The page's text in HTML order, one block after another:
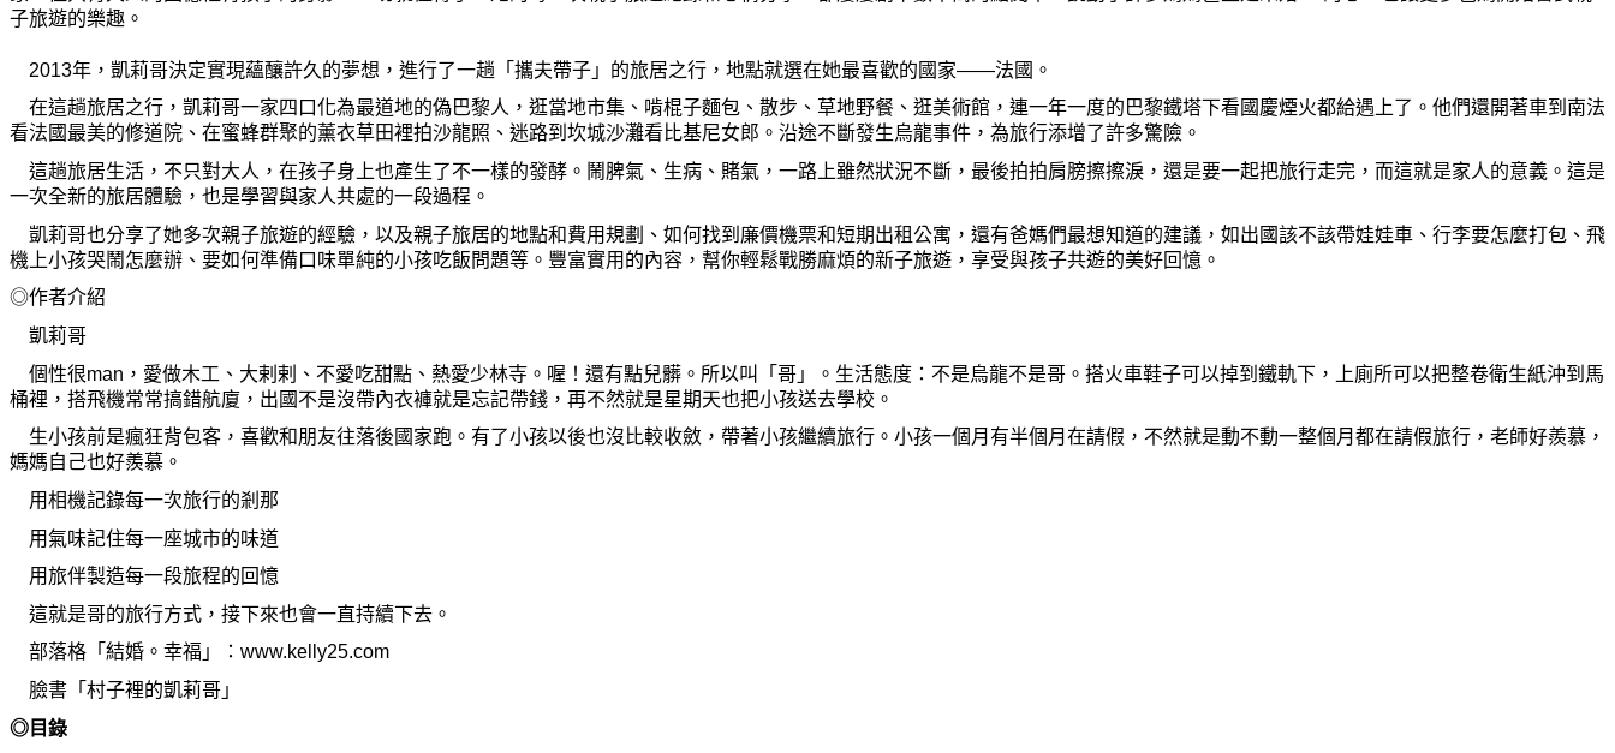
子旅遊的樂趣。
2013年，凱莉哥決定實現蘊釀許久的夢想，進行了一趟 「 攜夫帶子」的旅居之行，地點就選在她最喜歡的國家——法國。
在這趟旅居之行，凱莉哥一家四口化為最道地的偽巴黎人， 逛當地市集、 啃棍子麵包、散步、草地野餐、 逛美術館，連一年一度的巴黎鐵塔下看國慶煙火都給遇上了。他們還開著車到南法
看法國最美的修道院、在蜜蜂群聚的薰衣草田裡拍沙龍照、迷路到坎城沙灘看比基尼女郎 。沿途不斷發生烏龍事件， 為旅行添增了許多驚險。
這趟旅居生活，不只對大人，在孩子身上也產生了不一樣的發酵。鬧脾氣、生病、賭氣，一路上雖然狀況不斷，最後拍拍肩膀擦擦淚，還是要一起把旅行走完，而這就是家人的意義。這是
一次全新的旅居體驗，也是學習與家人共處的一段過程。
凱莉哥也分享了她多次親子旅遊的經驗，以及親子旅居的地點和費用規劃、如何找到廉價機票和短期出租公寓，還有爸媽們最想知道的建議，如出國該不該帶娃娃車、行李要怎麼打包、飛
機上小孩哭鬧 怎麼辦、要如何準備口味單純的小孩吃飯問題等。 豐富實用的內容，幫你輕鬆戰勝麻煩的新子旅遊，享受與孩子共遊的美好回憶。
◎作者介紹
凱莉哥
個性很man，愛做木工、大剌剌、不愛吃甜點、熱愛少林寺。喔！還有點兒髒 。所以叫「哥」。生活態度：不是烏龍不是哥。搭火車鞋子可以掉到鐵軌下，上廁所可以把整卷衛生紙沖到馬
桶裡，搭飛機常常搞錯航廈，出國不是沒帶內衣褲就是忘記帶錢，再不然就是星期天也把小孩送去學校。
生小孩前是瘋狂背包客，喜歡和朋友往落後國家跑 。有了小孩以後也沒比較收斂，帶著小孩繼續旅行。小孩一個月有半個月在請假，不然就是動不動一整個月都在請假旅行，老師好羨慕，
媽媽自己也好羨慕。
用相機記錄每一次旅行的剎 那
用氣味記住每一座城市的味道
用旅伴製造每一段旅程的回憶
這就是哥的旅行方式，接下來也會一直持續下去。
部落格「結婚。幸福」：www.kelly25.com
臉書「村子裡的凱莉哥」
◎目錄